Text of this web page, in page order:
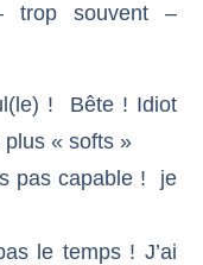
trop souvent –
! Bête ! Idiot
« softs »
pas capable ! je
le temps ! J’ai